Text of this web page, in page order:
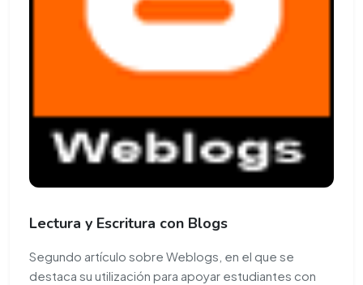
Lectura y Escritura con Blogs
Segundo artículo sobre Weblogs, en el que se
destaca su utilización para apoyar estudiantes con